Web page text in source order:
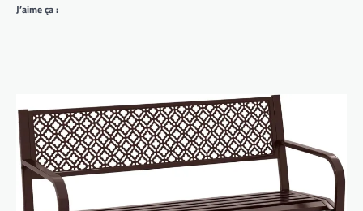
J’aime ça :